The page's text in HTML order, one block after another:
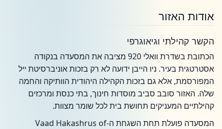
אודות האזור
הקשר קהילתי וגיאוגרפי
הכתובת בשדרת וואלי 920 מציבה את המסעדה בנקודה
אסטרטגית בעיר. ניו הייבן ידועה לא רק בזכות אוניברסיטת ייל
המפורסמת, אלא גם בזכות הקהילה היהודית הוותיקה והחמה
שלה. האזור סובב סביב מוסדות חינוך, בתי כנסת ומרכזים
קהילתיים המעניקים תחושת בית לכל שומר מצוות.
המסעדה פועלת תחת השגחת ה-Vaad Hakashrus of